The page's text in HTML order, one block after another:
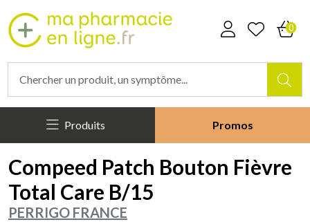
0
Produits Promos
Compeed Patch Bouton Fièvre
Total Care B/15
PERRIGO FRANCE